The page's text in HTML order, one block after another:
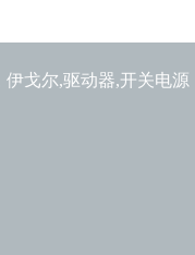
伊戈尔,驱动器,开关电源